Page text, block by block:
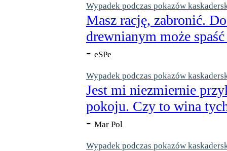
Wypadek podczas pokazów
Masz rację, zabronić.
drewnianym może
- eSPe
Wypadek podczas pokazów
Jest mi niezmiernie
pokoju. Czy to wina
- Mar Pol
Wypadek podczas pokazów